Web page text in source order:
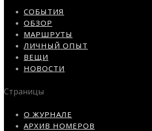
СОБЫТИЯ
ОБЗОР
МАРШРУТЫ
ЛИЧНЫЙ ОПЫТ
ВЕЩИ
НОВОСТИ
Страницы
О ЖУРНАЛЕ
АРХИВ НОМЕРОВ